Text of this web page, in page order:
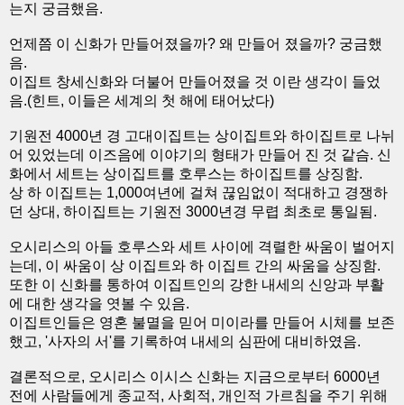
는지 궁금했음.
언제쯤 이 신화가 만들어졌을까? 왜 만들어 졌을까? 궁금했
음.
이집트 창세신화와 더불어 만들어졌을 것 이란 생각이 들었
음.(힌트, 이들은 세계의 첫 해에 태어났다)
기원전 4000년 경 고대이집트는 상이집트와 하이집트로 나뉘
어 있었는데 이즈음에 이야기의 형태가 만들어 진 것 같슴. 신
화에서 세트는 상이집트를 호루스는 하이집트를 상징함.
상 하 이집트는 1,000여년에 걸쳐 끊임없이 적대하고 경쟁하
던 상대, 하이집트는 기원전 3000년경 무렵 최초로 통일됨.
오시리스의 아들 호루스와 세트 사이에 격렬한 싸움이 벌어지
는데, 이 싸움이 상 이집트와 하 이집트 간의 싸움을 상징함.
또한 이 신화를 통하여 이집트인의 강한 내세의 신앙과 부활
에 대한 생각을 엿볼 수 있음.
이집트인들은 영혼 불멸을 믿어 미이라를 만들어 시체를 보존
했고, '사자의 서'를 기록하여 내세의 심판에 대비하였음.
결론적으로, 오시리스 이시스 신화는 지금으로부터 6000년
전에 사람들에게 종교적, 사회적, 개인적 가르침을 주기 위해